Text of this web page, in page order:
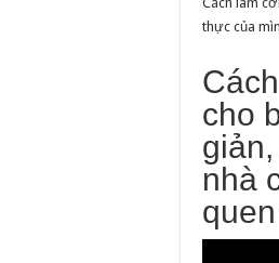
thực của
cho
nhà